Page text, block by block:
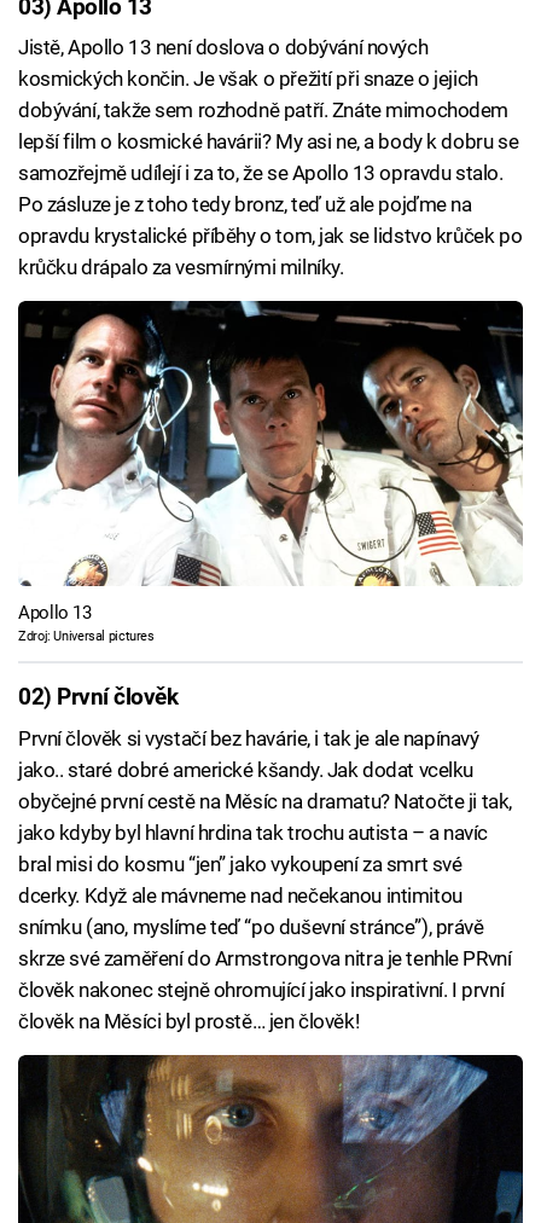
03) Apollo 13
Jistě, Apollo 13 není doslova o dobývání nových
kosmických končin. Je však o přežití při snaze o jejich
dobývání, takže sem rozhodně patří. Znáte mimochodem
lepší film o kosmické havárii? My asi ne, a body k dobru se
samozřejmě udílejí i za to, že se Apollo 13 opravdu stalo.
Po zásluze je z toho tedy bronz, teď už ale pojďme na
opravdu krystalické příběhy o tom, jak se lidstvo krůček po
krůčku drápalo za vesmírnými milníky.
Apollo 13
Zdroj: Universal pictures
02) První člověk
První člověk si vystačí bez havárie, i tak je ale napínavý
jako.. staré dobré americké kšandy. Jak dodat vcelku
obyčejné první cestě na Měsíc na dramatu? Natočte ji tak,
jako kdyby byl hlavní hrdina tak trochu autista – a navíc
bral misi do kosmu “jen” jako vykoupení za smrt své
dcerky. Když ale mávneme nad nečekanou intimitou
snímku (ano, myslíme teď “po duševní stránce”), právě
skrze své zaměření do Armstrongova nitra je tenhle PRvní
člověk nakonec stejně ohromující jako inspirativní. I první
člověk na Měsíci byl prostě… jen člověk!